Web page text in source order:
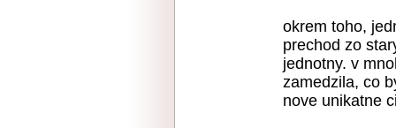
okrem toho,
prechod zo
jednotny. v
zamedzila, co
nove unikatne